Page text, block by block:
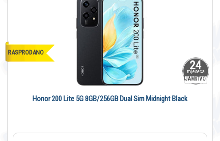
24
mjeseca
JAMSTVO
RASPRODANO
Honor 200 Lite 5G 8GB/256GB Dual Sim Midnight Black